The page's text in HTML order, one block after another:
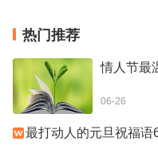
热门推荐
情人节最
06-26
最打动人的元旦祝福语